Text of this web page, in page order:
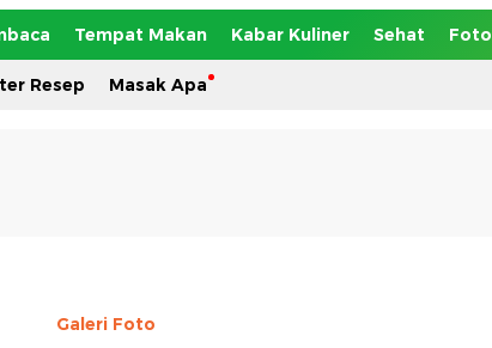
Tempat Makan Kabar Kuliner Sehat Foto
Resep Masak Apa
Galeri Foto